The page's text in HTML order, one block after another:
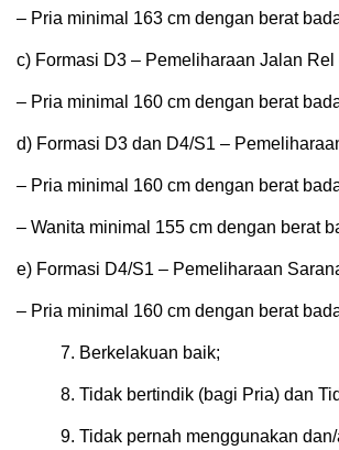
– Pria minimal 163 cm dengan berat
c) Formasi D3 – Pemeliharaan Jalan Rel
– Pria minimal 160 cm dengan berat
d) Formasi D3 dan D4/S1 –
– Pria minimal 160 cm dengan berat
– Wanita minimal 155 cm dengan berat
e) Formasi D4/S1 – Pemeliharaan
– Pria minimal 160 cm dengan berat
7. Berkelakuan baik;
8. Tidak bertindik (bagi Pria) dan
9. Tidak pernah menggunakan